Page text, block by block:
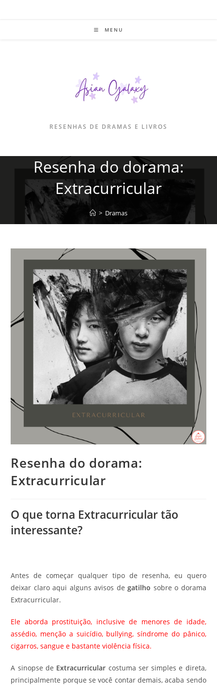
MENU
RESENHAS DE DRAMAS E LIVROS
Resenha do dorama:
Extracurricular
> Dramas
Resenha do dorama:
Extracurricular
O que torna Extracurricular tão
interessante?
Antes de começar qualquer tipo de resenha, eu quero
deixar claro aqui alguns avisos degatilho sobre o dorama
Extracurricular.
Ele aborda prostituição, inclusive de menores de idade,
assédio, menção a suicídio, bullying, síndrome do pânico,
cigarros, sangue e bastante violência física.
A sinopse de Extracurricular costuma ser simples e direta,
principalmente porque se você contar demais, acaba sendo